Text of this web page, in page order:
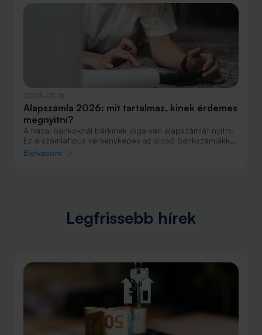
Alapszámla 2026: mit tartalmaz, kinek érdemes
megnyitni?
A hazai bankoknál bárkinek joga van alapszámlát nyitni.
Ez a számlatípus versenyképes az olcsó bankszámlákkal
szemben is.
Elolvasom
Legfrissebb hírek